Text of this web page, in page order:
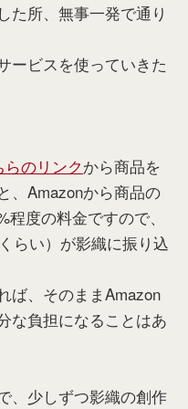
た所、無事一発で通り
ービスを使っていきた
らのリンクから商品を
、Amazonから商品の
度の料金ですので、
らい）が影織に振り込
ば、そのままAmazon
な負担になることはあ
、少しずつ影織の創作